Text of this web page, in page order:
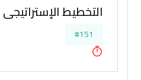
التخطيط
#151